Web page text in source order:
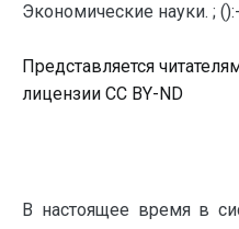
Экономические науки. ;
Представляется
лицензии CC BY-ND
В настоящее время в